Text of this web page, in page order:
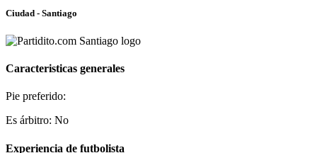
Ciudad - Santiago
Caracteristicas generales
Pie preferido:
Es árbitro: No
Experiencia de futbolista